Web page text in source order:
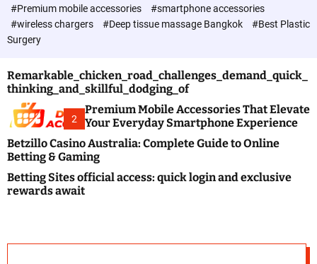
c
l
o
#Premium mobile accessories
#smartphone accessories
#wireless chargers
#Deep tissue massage Bangkok
#Best Plastic
Surgery
Remarkable_chicken_road_challenges_demand_quick_
thinking_and_skillful_dodging_of
2
Premium Mobile Accessories That Elevate
Your Everyday Smartphone Experience
Betzillo Casino Australia: Complete Guide to Online
Betting & Gaming
Betting Sites official access: quick login and exclusive
rewards await